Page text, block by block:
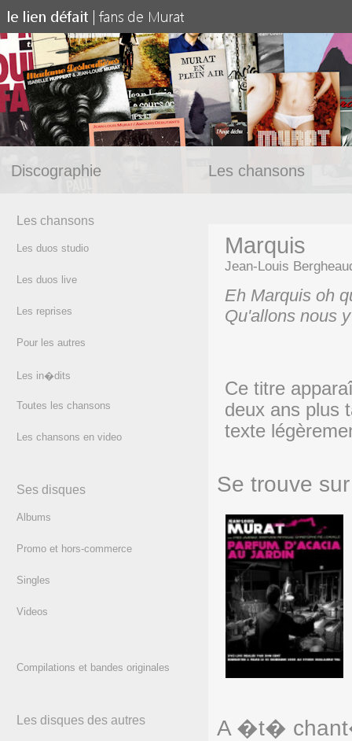
Discographie Les chansons
Les chansons
Les duos studio
Les duos live
Les reprises
Pour les autres
Les in�dits
Toutes les chansons
Les chansons en video
Ses disques
Albums
Promo et hors-commerce
Singles
Videos
Compilations et bandes originales
Les disques des autres
Marquis
Jean-Louis
Eh Marquis oh
Qu'allons nous
Ce titre
deux ans plus
texte
Se trouve
Parfum d'acacia au jardin
17 f�vrier 2004
A �t�